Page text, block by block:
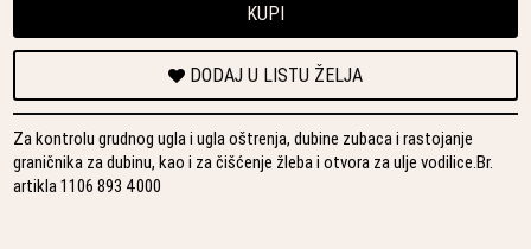
KUPI
DODAJ U LISTU ŽELJA
Za kontrolu grudnog ugla i ugla oštrenja, dubine zubaca i rastojanje
graničnika za dubinu, kao i za čišćenje žleba i otvora za ulje vodilice.Br.
artikla 1106 893 4000